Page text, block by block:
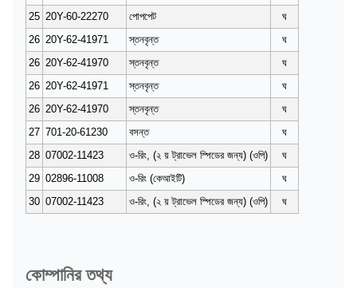
25 20Y-60-22270 পোপপেট
ঘ
26 20Y-62-41971 স্তনবৃন্ত
ঘ
26 20Y-62-41970 স্তনবৃন্ত
ঘ
26 20Y-62-41971 স্তনবৃন্ত
ঘ
26 20Y-62-41970 স্তনবৃন্ত
ঘ
27 701-20-61230 বসন্ত
ঘ
28 07002-11423 ও-রিং, (২ য় ট্রাভেল স্পিডের জন্য) (ওপি)
ঘ
29 02896-11008 ও-রিং (কেআইটি)
ঘ
30 07002-11423 ও-রিং, (২ য় ট্রাভেল স্পিডের জন্য) (ওপি) ঘ
কোম্পানির তথ্য